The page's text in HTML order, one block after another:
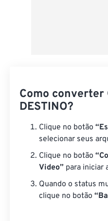
Como converter
DESTINO?
Clique no botão
selecionar seus
Clique no botão
Video” para iniciar
Quando o status
clique no botão